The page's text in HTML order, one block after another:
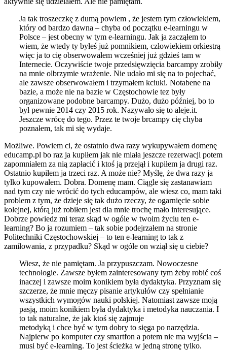
Ja tak troszeczkę z dumą powiem , że jestem tym człowiekiem,
który od bardzo dawna – chyba od początku e-learningu w
Polsce – jest obecny w tym e-learningu. Jak ja zacząłem to
wiem, że wtedy ty byłeś już pomnikiem, człowiekiem orkiestrą
więc ja to cię obserwowałem wcześniej już gdzieś tam w
Internecie. Oczywiście twoje przedsięwzięcia barcampy zrobiły
na mnie olbrzymie wrażenie. Nie udało mi się na to pojechać,
ale zawsze obserwowałem i trzymałem kciuki. Notabene na
bazie, a może nie na bazie w Częstochowie tez były
organizowane podobne barcampy. Dużo, dużo później, bo to
był pewnie 2014 czy 2015 rok. Nazywało się to aleje.it.
Jeszcze wrócę do tego. Przez te twoje brcampy cię chyba
poznałem, tak mi się wydaje.
Możliwe. Powiem ci, że ostatnio dwa razy wykupywałem domenę
educamp.pl bo raz ja kupiłem jak nie miała jeszcze rezerwacji potem
zapomniałem za nią zapłacić i ktoś ją przejął i kupiłem ja drugi raz.
Ostatnio kupiłem ja trzeci raz. A może nie? Myślę, że dwa razy ja
tylko kupowałem. Dobra. Domenę mam. Ciągle się zastanawiam
nad tym czy nie wrócić do tych educampów, ale wiesz co, mam taki
problem z tym, że dzieje się tak dużo rzeczy, że ogarnięcie sobie
kolejnej, którą już robiłem jest dla mnie trochę mało interesujące.
Dobrze powiedz mi teraz skąd w ogóle w twoim życiu ten e-
learning? Bo ja rozumiem – tak sobie podejrzałem na stronie
Politechniki Częstochowskiej – to ten e-learning to tak z
zamiłowania, z przypadku? Skąd w ogóle on wziął się u ciebie?
Wiesz, że nie pamiętam. Ja przypuszczam. Nowoczesne
technologie. Zawsze byłem zainteresowany tym żeby robić coś
inaczej i zawsze moim konikiem była dydaktyka. Przyznam się
szczerze, że mnie męczy pisanie artykułów czy spełnianie
wszystkich wymogów nauki polskiej. Natomiast zawsze moją
pasją, moim konikiem była dydaktyka i metodyka nauczania. I
to tak naturalne, że jak ktoś się zajmuje
metodyką i chce być w tym dobry to sięga po narzędzia.
Najpierw po komputer czy smartfon a potem nie ma wyjścia –
musi być e-learning. To jest ścieżka w jedną stronę tylko.